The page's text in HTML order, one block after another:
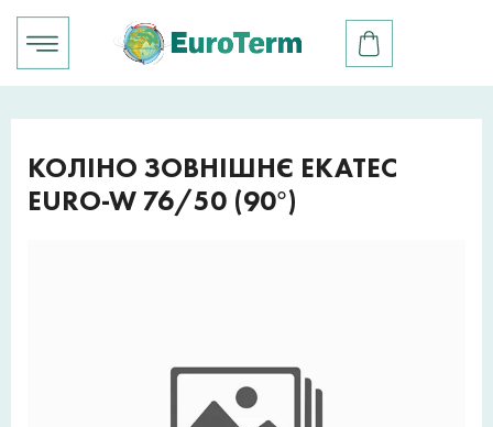
КОЛІНО ЗОВНІШНЄ EKATEC
EURO-W 76/50 (90°)